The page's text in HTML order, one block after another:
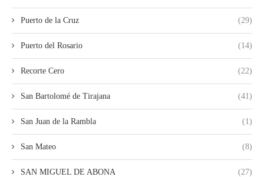
Puerto de la Cruz (29)
Puerto del Rosario (14)
Recorte Cero (22)
San Bartolomé de Tirajana (41)
San Juan de la Rambla (1)
San Mateo (8)
SAN MIGUEL DE ABONA (27)